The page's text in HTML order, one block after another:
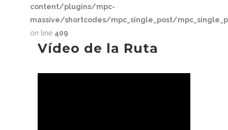
content/plugins/mpc-
massive/shortcodes/mpc_single_post/
on line 409
Vídeo de la Ruta